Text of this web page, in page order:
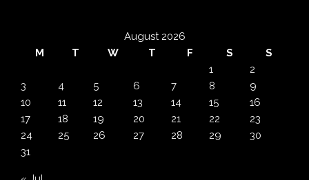
August 2026
M
T W T F S
S
1
2
3
4 5 6 7 8
9
10
11 12 13 14 15
16
17
18 19 20 21 22
23
24
25 26 27 28 29
30
31